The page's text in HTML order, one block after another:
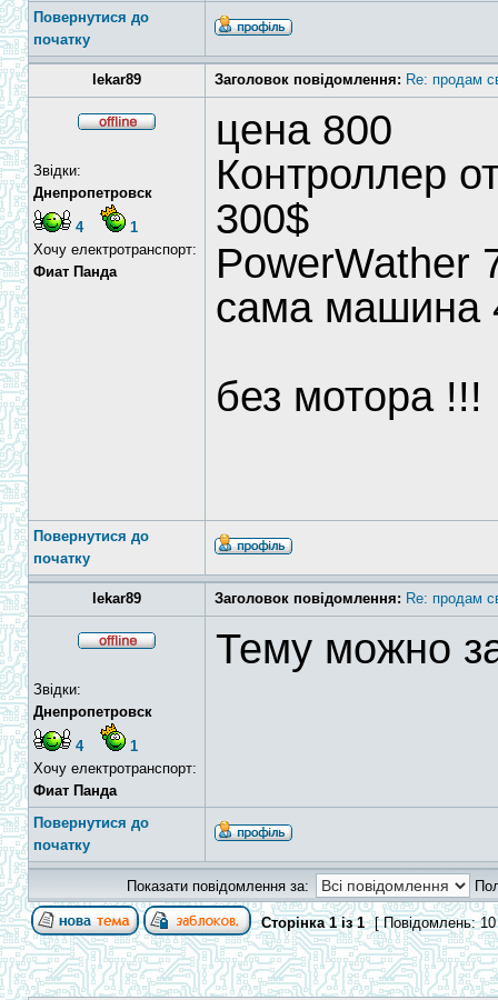
Повернутися до
початку
lekar89 Заголовок повідомлення: Re: продам
Звідки:
Днепропетровск
4
1
Хочу електротранспорт:
Фиат Панда
цена 800
Контроллер
300$
PowerWather
сама машина
без мотора !!!
Повернутися до
початку
lekar89 Заголовок повідомлення: Re: продам
Звідки:
Днепропетровск
4
1
Хочу електротранспорт:
Фиат Панда
Тему можно
Повернутися до
початку
Показати повідомлення за:
Сторінка1із1 [ Повідомлень: